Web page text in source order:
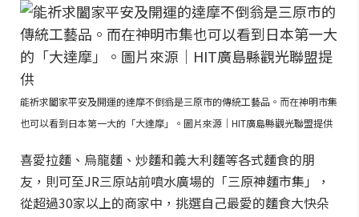
能祈求闔家平安及開運的達摩不倒翁是三原市的傳統工藝品。而在神明市集
也可以看到日本第一大的「大達摩」。圖片來源｜HIT廣島縣觀光聯盟提供
喜愛拉麵、烏龍麵、炒麵和義大利麵等各式麵食的朋
友，則可至JR三原站前噴水廣場的「三原神麵市集」，
從超過30家以上的商家中，挑選自己最愛的麵食大快朵